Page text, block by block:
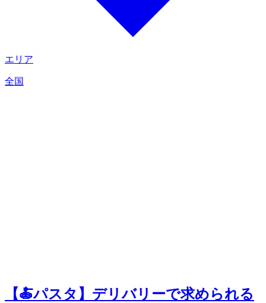
エリア
全国
【🍝パスタ】デリバリーで求められる